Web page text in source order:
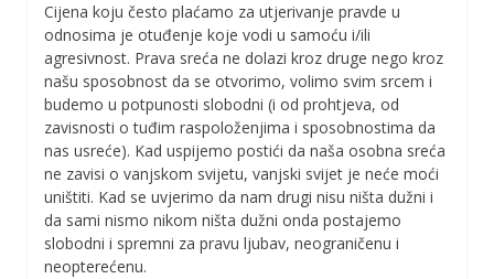
Cijena koju često plaćamo za utjerivanje pravde u
odnosima je otuđenje koje vodi u samoću i/ili
agresivnost. Prava sreća ne dolazi kroz druge nego kroz
našu sposobnost da se otvorimo, volimo svim srcem i
budemo u potpunosti slobodni (i od prohtjeva, od
zavisnosti o tuđim raspoloženjima i sposobnostima da
nas usreće). Kad uspijemo postići da naša osobna sreća
ne zavisi o vanjskom svijetu, vanjski svijet je neće moći
uništiti. Kad se uvjerimo da nam drugi nisu ništa dužni i
da sami nismo nikom ništa dužni onda postajemo
slobodni i spremni za pravu ljubav, neograničenu i
neopterećenu.